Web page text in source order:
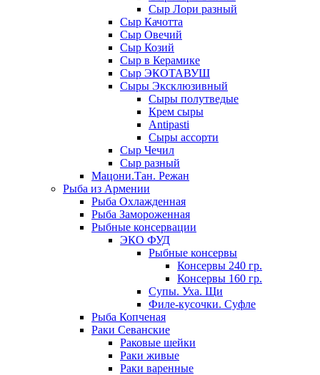
Сыр Лори разный
Сыр Качотта
Сыр Овечий
Сыр Козий
Сыр в Керамике
Сыр ЭКОТАВУШ
Сыры Эксклюзивный
Сыры полутведые
Крем сыры
Antipasti
Сыры ассорти
Сыр Чечил
Сыр разный
Мацони.Тан. Режан
Рыба из Армении
Рыба Охлажденная
Рыба Замороженная
Рыбные консервации
ЭКО ФУД
Рыбные консервы
Консервы 240 гр.
Консервы 160 гр.
Супы. Уха. Щи
Филе-кусочки. Суфле
Рыба Копченая
Раки Севанские
Раковые шейки
Раки живые
Раки варенные